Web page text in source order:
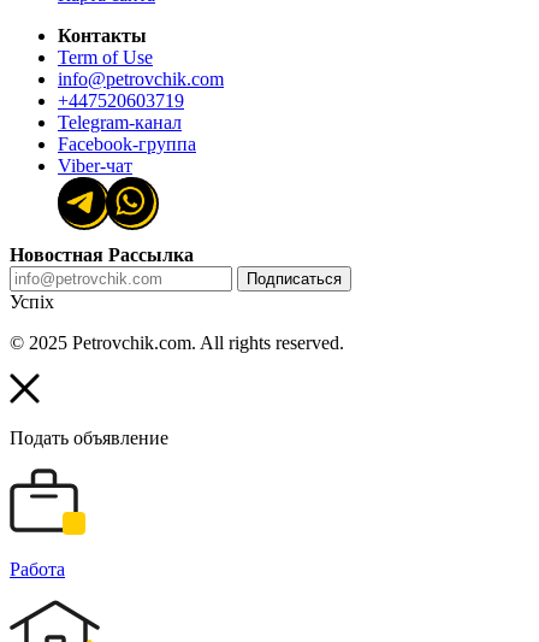
Контакты
Term of Use
info@petrovchik.com
+447520603719
Telegram-канал
Facebook-группа
Viber-чат
Новостная Рассылка
Подписаться
Успіх
© 2025 Petrovchik.com. All rights reserved.
Подать объявление
Работа